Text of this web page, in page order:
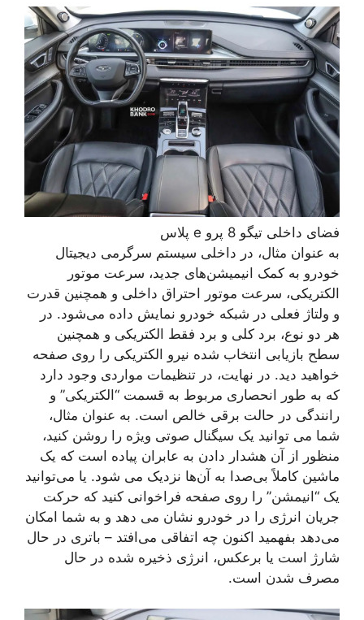
فضای داخلی تیگو 8 پرو e پلاس
به عنوان مثال، در داخلی سیستم سرگرمی دیجیتال
خودرو به کمک انیمیشن‌های جدید، سرعت موتور
الکتریکی، سرعت موتور احتراق داخلی و همچنین قدرت
و ولتاژ فعلی در شبکه خودرو نمایش داده می‌شود. در
هر دو نوع، برد کلی و برد فقط الکتریکی و همچنین
سطح بازیابی انتخاب شده نیرو الکتریکی را روی صفحه
خواهید دید. در نهایت، در تنظیمات مواردی وجود دارد
که به طور انحصاری مربوط به قسمت “الکتریکی” و
رانندگی در حالت برقی خالص است. به عنوان مثال،
شما می توانید یک سیگنال صوتی ویژه را روشن کنید،
منظور از آن هشدار دادن به عابران پیاده است که یک
ماشین کاملاً بی‌صدا به آن‌ها نزدیک می شود. یا می‌توانید
یک “انیمشن” را روی صفحه فراخوانی کنید که حرکت
جریان انرژی را در خودرو نشان می دهد و به شما امکان
می‌دهد بفهمید اکنون چه اتفاقی می‌افتد – باتری در حال
شارژ است یا برعکس، انرژی ذخیره شده در حال
مصرف شدن است.